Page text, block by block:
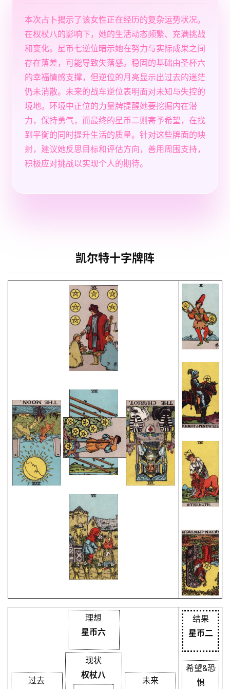
本次占卜揭示了该女性正在经历的复杂运势状况。
在权杖八的影响下，她的生活动态频繁、充满挑战
和变化。星币七逆位暗示她在努力与实际成果之间
存在落差，可能导致失落感。稳固的基础由圣杯六
的幸福情感支撑，但逆位的月亮显示出过去的迷茫
仍未消散。未来的战车逆位表明面对未知与失控的
境地。环境中正位的力量牌提醒她要挖掘内在潜
力，保持勇气，而最终的星币二则寄予希望，在找
到平衡的同时提升生活的质量。针对这些牌面的映
射，建议她反思目标和评估方向，善用周围支持，
积极应对挑战以实现个人的期待。
凯尔特十字牌阵
理想
星币六
过去
现状
权杖八
未来
结果
星币二
希望&恐
惧